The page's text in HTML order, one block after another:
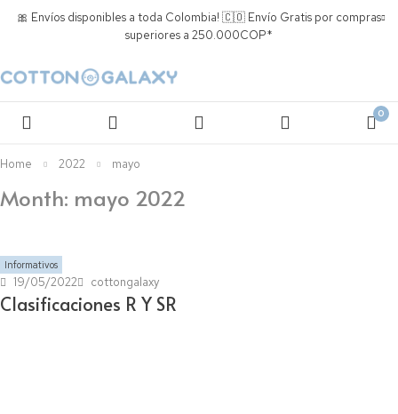
🎀 Envíos disponibles a toda Colombia! 🇨🇴 Envío Gratis por compras
superiores a 250.000COP*
0
Home 2022 mayo
Month: mayo 2022
Informativos
19/05/2022 cottongalaxy
Clasificaciones R Y SR